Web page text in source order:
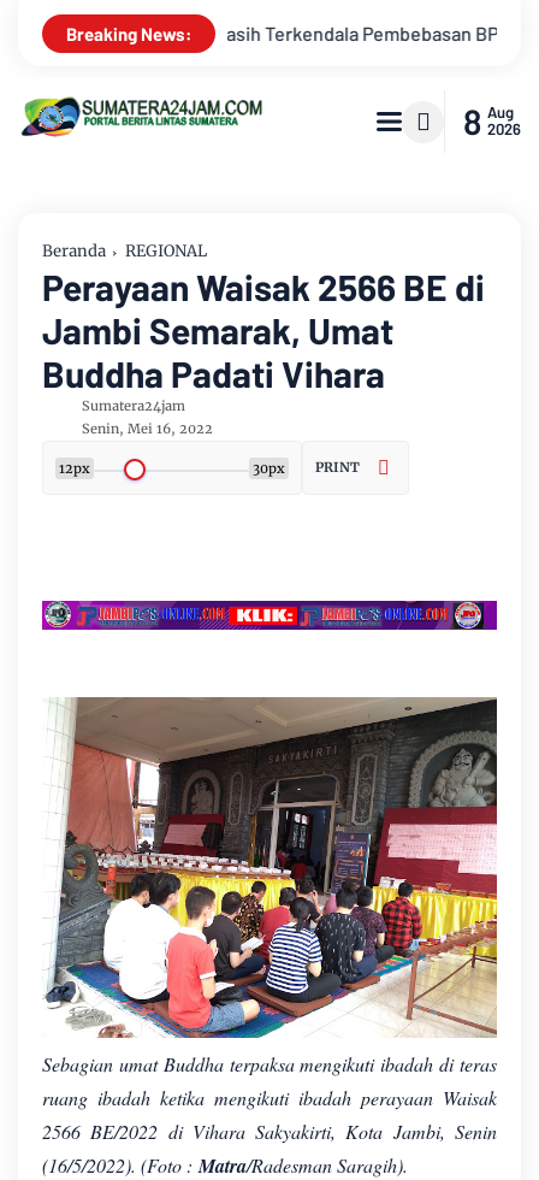
Breaking News:
BPHTB di Sebagian Lahan Kemarau Memuncak, Debit
8 Aug
2026
Beranda REGIONAL
Perayaan Waisak 2566 BE di
Jambi Semarak, Umat
Buddha Padati Vihara
Sumatera24jam
Senin, Mei 16, 2022
12px 30px PRINT
Sebagian umat Buddha terpaksa mengikuti ibadah di teras
ruang ibadah ketika mengikuti ibadah perayaan Waisak
2566 BE/2022 di Vihara Sakyakirti, Kota Jambi, Senin
(16/5/2022). (Foto : Matra/Radesman Saragih).